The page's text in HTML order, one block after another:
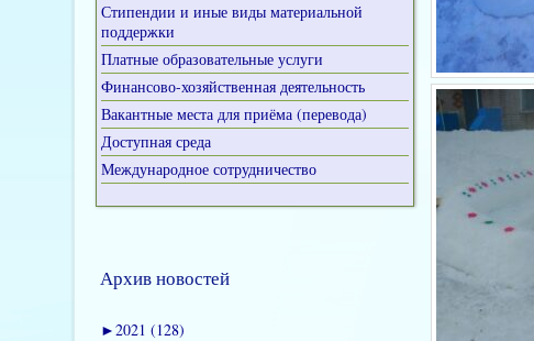
Стипендии и иные виды материальной
поддержки
Платные образовательные услуги
Финансово-хозяйственная деятельность
Вакантные места для приёма (перевода)
Доступная среда
Международное сотрудничество
Архив новостей
►2021 (128)